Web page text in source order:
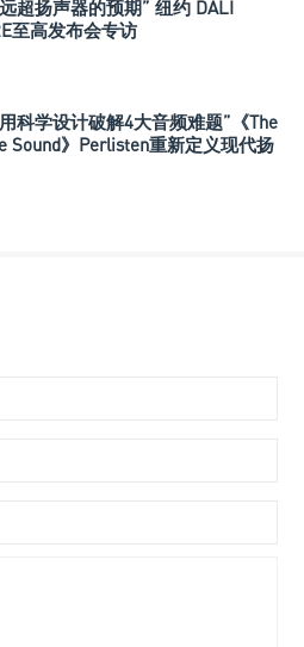
超扬声器的预期” 纽约 DALI
至高发布会专访
科学设计破解4大音频难题”《The
Sound》Perlisten重新定义现代扬